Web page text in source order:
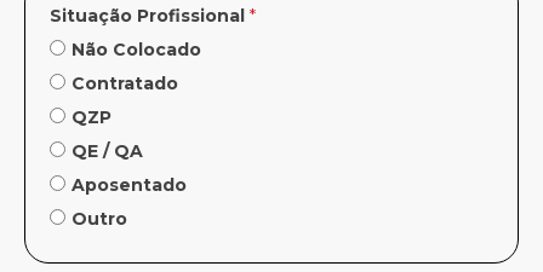
Situação Profissional *
Não Colocado
Contratado
QZP
QE / QA
Aposentado
Outro